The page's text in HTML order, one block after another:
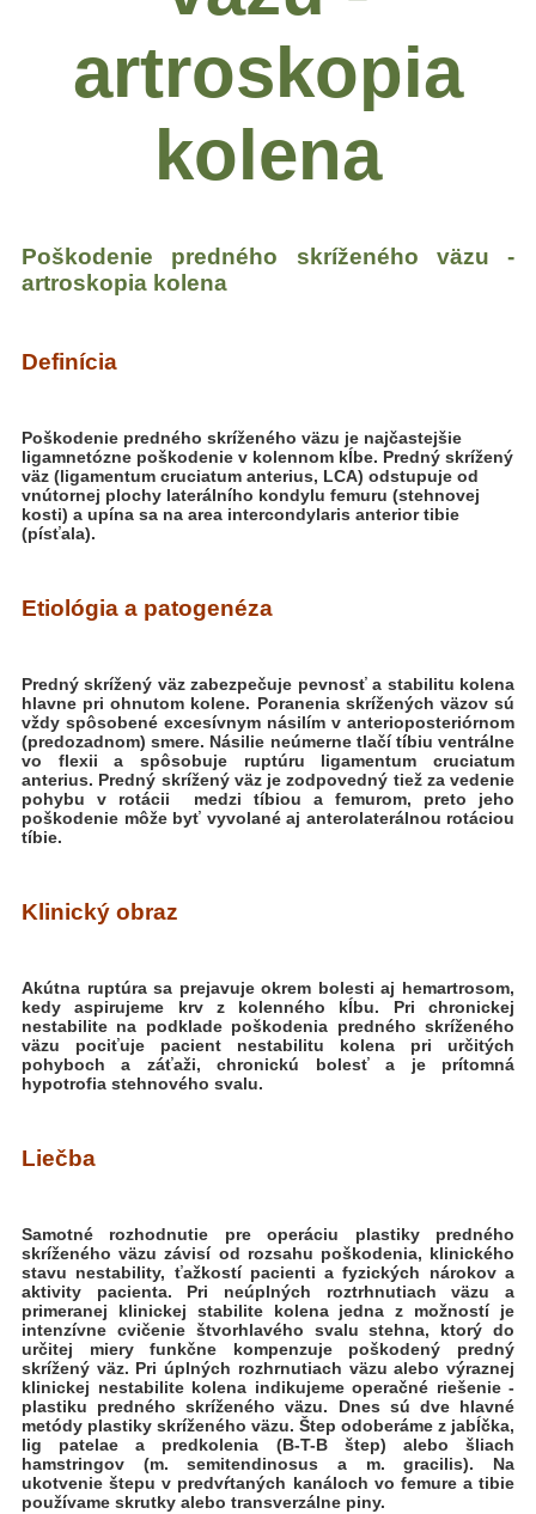
artroskopia
kolena
Poškodenie predného skríženého väzu -
artroskopia kolena
Definícia
Poškodenie predného skríženého väzu je najčastejšie
ligamnetózne poškodenie v kolennom kĺbe. Predný skrížený
väz (ligamentum cruciatum anterius, LCA) odstupuje od
vnútornej plochy laterálního kondylu femuru (stehnovej
kosti) a upína sa na area intercondylaris anterior tibie
(písťala).
Etiológia a patogenéza
Predný skrížený väz zabezpečuje pevnosť a stabilitu kolena
hlavne pri ohnutom kolene. Poranenia skrížených väzov sú
vždy spôsobené excesívnym násilím v anterioposteriórnom
(predozadnom) smere. Násilie neúmerne tlačí tíbiu ventrálne
vo flexii a spôsobuje ruptúru ligamentum cruciatum
anterius. Predný skrížený väz je zodpovedný tiež za vedenie
pohybu v rotácii medzi tíbiou a femurom, preto jeho
poškodenie môže byť vyvolané aj anterolaterálnou rotáciou
tíbie.
Klinický obraz
Akútna ruptúra sa prejavuje okrem bolesti aj hemartrosom,
kedy aspirujeme krv z kolenného kĺbu. Pri chronickej
nestabilite na podklade poškodenia predného skríženého
väzu pociťuje pacient nestabilitu kolena pri určitých
pohyboch a záťaži, chronickú bolesť a je prítomná
hypotrofia stehnového svalu.
Liečba
Samotné rozhodnutie pre operáciu plastiky predného
skríženého väzu závisí od rozsahu poškodenia, klinického
stavu nestability, ťažkostí pacienti a fyzických nárokov a
aktivity pacienta. Pri neúplných roztrhnutiach väzu a
primeranej klinickej stabilite kolena jedna z možností je
intenzívne cvičenie štvorhlavého svalu stehna, ktorý do
určitej miery funkčne kompenzuje poškodený predný
skrížený väz. Pri úplných rozhrnutiach väzu alebo výraznej
klinickej nestabilite kolena indikujeme operačné riešenie -
plastiku predného skríženého väzu. Dnes sú dve hlavné
metódy plastiky skríženého väzu. Štep odoberáme z jabĺčka,
lig patelae a predkolenia (B-T-B štep) alebo šliach
hamstringov (m. semitendinosus a m. gracilis). Na
ukotvenie štepu v predvŕtaných kanáloch vo femure a tibie
používame skrutky alebo transverzálne piny.